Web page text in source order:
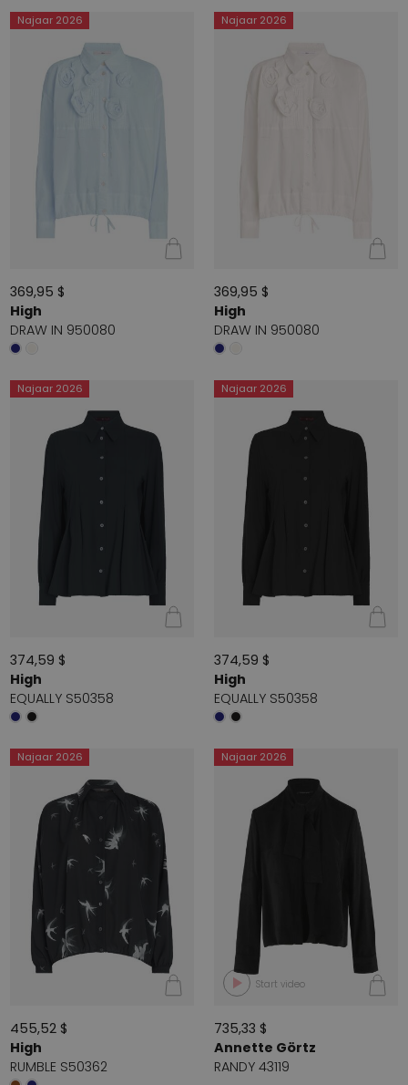
Najaar 2026
369,95 $
High
DRAW IN 950080
Najaar 2026
369,95 $
High
DRAW IN 950080
Najaar 2026
374,59 $
High
EQUALLY S50358
Najaar 2026
374,59 $
High
EQUALLY S50358
Najaar 2026
455,52 $
High
RUMBLE S50362
Najaar 2026
Start video
735,33 $
Annette Görtz
RANDY 43119